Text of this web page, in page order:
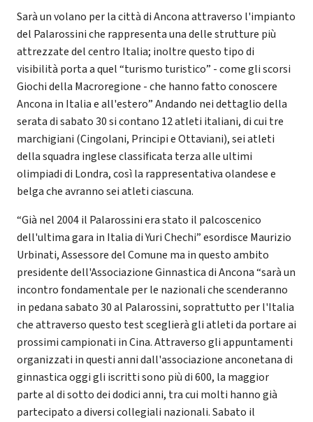
Sarà un volano per la città di Ancona attraverso l'impianto
del Palarossini che rappresenta una delle strutture più
attrezzate del centro Italia; inoltre questo tipo di
visibilità porta a quel “turismo turistico” - come gli scorsi
Giochi della Macroregione - che hanno fatto conoscere
Ancona in Italia e all'estero” Andando nei dettaglio della
serata di sabato 30 si contano 12 atleti italiani, di cui tre
marchigiani (Cingolani, Principi e Ottaviani), sei atleti
della squadra inglese classificata terza alle ultimi
olimpiadi di Londra, così la rappresentativa olandese e
belga che avranno sei atleti ciascuna.
“Già nel 2004 il Palarossini era stato il palcoscenico
dell'ultima gara in Italia di Yuri Chechi” esordisce Maurizio
Urbinati, Assessore del Comune ma in questo ambito
presidente dell'Associazione Ginnastica di Ancona “sarà un
incontro fondamentale per le nazionali che scenderanno
in pedana sabato 30 al Palarossini, soprattutto per l'Italia
che attraverso questo test sceglierà gli atleti da portare ai
prossimi campionati in Cina. Attraverso gli appuntamenti
organizzati in questi anni dall'associazione anconetana di
ginnastica oggi gli iscritti sono più di 600, la maggior
parte al di sotto dei dodici anni, tra cui molti hanno già
partecipato a diversi collegiali nazionali. Sabato il